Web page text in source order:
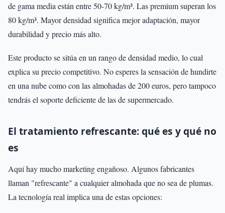
de gama media están entre 50-70 kg/m³. Las premium superan los
80 kg/m³. Mayor densidad significa mejor adaptación, mayor
durabilidad y precio más alto.
Este producto se sitúa en un rango de densidad medio, lo cual
explica su precio competitivo. No esperes la sensación de hundirte
en una nube como con las almohadas de 200 euros, pero tampoco
tendrás el soporte deficiente de las de supermercado.
El tratamiento refrescante: qué es y qué no
es
Aquí hay mucho marketing engañoso. Algunos fabricantes
llaman "refrescante" a cualquier almohada que no sea de plumas.
La tecnología real implica una de estas opciones: